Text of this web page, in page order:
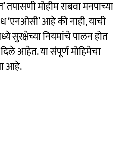
मोहीम राबवा मनपाच्या
‘एनओसी’ आहे की नाही, याची
सुरक्षेच्या नियमांचे पालन होत
आहेत. या संपूर्ण मोहिमेचा
आहे.